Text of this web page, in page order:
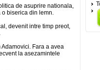
de asuprire nationala,
biserica din lemn.
devenit intre timp preot,
Fara a avea
la asezamintele